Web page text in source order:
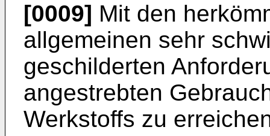
[0009] Mit den
allgemeinen sehr
geschilderten
angestrebten
Werkstoffs zu